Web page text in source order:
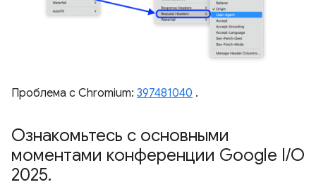
Проблема с Chromium: 397481040 .
Ознакомьтесь с основными
моментами конференции Google I/O
2025.